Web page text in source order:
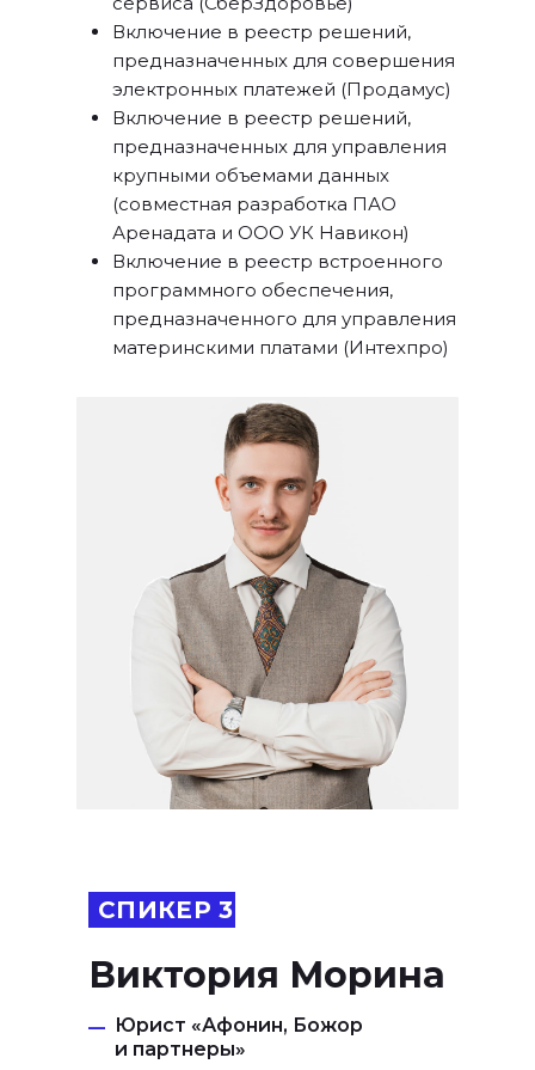
Включение в реестр решений,
предназначенных для совершения
электронных платежей (Продамус)
Включение в реестр решений,
предназначенных для управления
крупными объемами данных
(совместная разработка ПАО
Аренадата и ООО УК Навикон)
Включение в реестр встроенного
программного обеспечения,
предназначенного для управления
материнскими платами (Интехпро)
Юрист «Афонин, Божор
и партнеры»
—
Виктория Морина
СПИКЕР 3